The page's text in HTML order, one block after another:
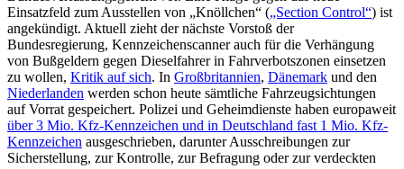
Einsatzfeld zum Ausstellen von „Knöllchen“ („Section Control“) ist
angekündigt. Aktuell zieht der nächste Vorstoß der
Bundesregierung, Kennzeichenscanner auch für die Verhängung
von Bußgeldern gegen Dieselfahrer in Fahrverbotszonen einsetzen
zu wollen, Kritik auf sich. In Großbritannien, Dänemark und den
Niederlanden werden schon heute sämtliche Fahrzeugsichtungen
auf Vorrat gespeichert. Polizei und Geheimdienste haben europaweit
über 3 Mio. Kfz-Kennzeichen und in Deutschland fast 1 Mio. Kfz-
Kennzeichen ausgeschrieben, darunter Ausschreibungen zur
Sicherstellung, zur Kontrolle, zur Befragung oder zur verdeckten